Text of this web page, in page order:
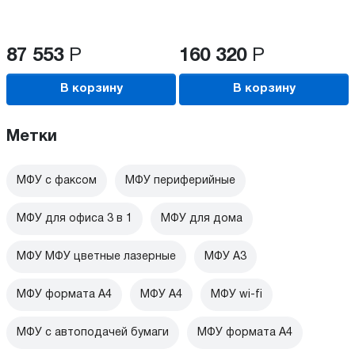
87 553 Р
В корзину
160 320 Р
В корзину
Метки
МФУ с факсом МФУ периферийные
МФУ для офиса 3 в 1 МФУ для дома
МФУ МФУ цветные лазерные МФУ А3
МФУ формата А4 МФУ А4 МФУ wi-fi
МФУ с автоподачей бумаги МФУ формата А4